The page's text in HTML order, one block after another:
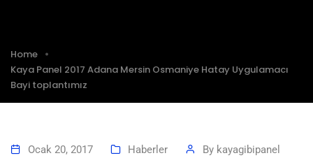
Home
Kaya Panel 2017 Adana Mersin Osmaniye Hatay Uygulamacı
Bayi toplantımız
Ocak 20, 2017 Haberler By kayagibipanel